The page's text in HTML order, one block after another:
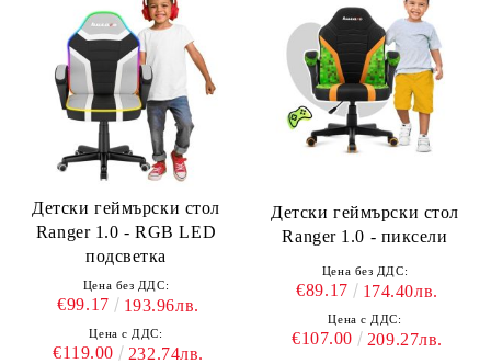
Детски геймърски стол
Ranger 1.0 - RGB LED
подсветка
Цена без ДДС:
€99.17 193.96лв.
Цена с ДДС:
€119.00 232.74лв.
Детски геймърски стол
Ranger 1.0 - пиксели
Цена без ДДС:
€89.17 174.40лв.
Цена с ДДС:
€107.00 209.27лв.